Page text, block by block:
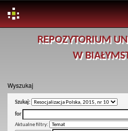
REPOZYTORIUM
W
Wyszukaj
Szukaj:
for
Aktualne filtry: